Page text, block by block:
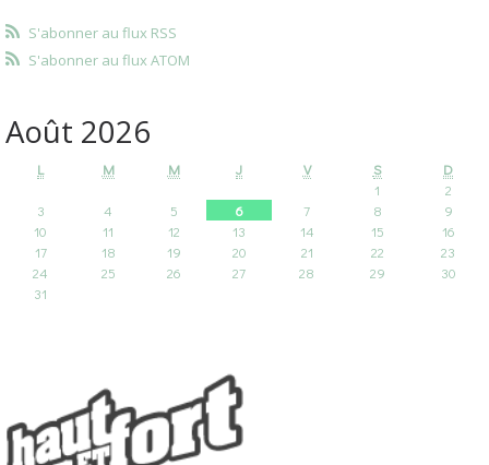
S'abonner au flux RSS
S'abonner au flux ATOM
Août 2026
L M M J V S
D
1
2
3
4 5 6 7 8
9
10
11 12 13 14 15
16
17
18 19 20 21 22
23
24
25 26 27 28 29
30
31